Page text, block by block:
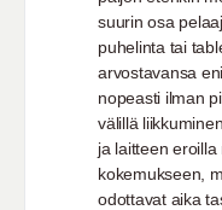
suurin osa
puhelinta tai
arvostavansa
nopeasti ilman
välillä
ja laitteen
kokemukseen,
odottavat aika